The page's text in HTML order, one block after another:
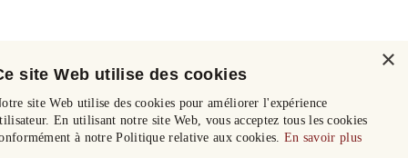
×
site Web utilise des cookies
site Web utilise des cookies pour améliorer l'expérience
En utilisant notre site Web, vous acceptez tous les cookies
à notre Politique relative aux cookies. En savoir plus